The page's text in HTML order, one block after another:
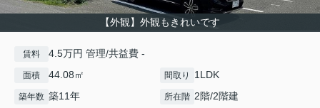
【外観】外観もきれいです
賃料 4.5万円 管理/共益費 -
面積 44.08㎡ 間取り 1LDK
築年数 築11年 所在階 2階/2階建